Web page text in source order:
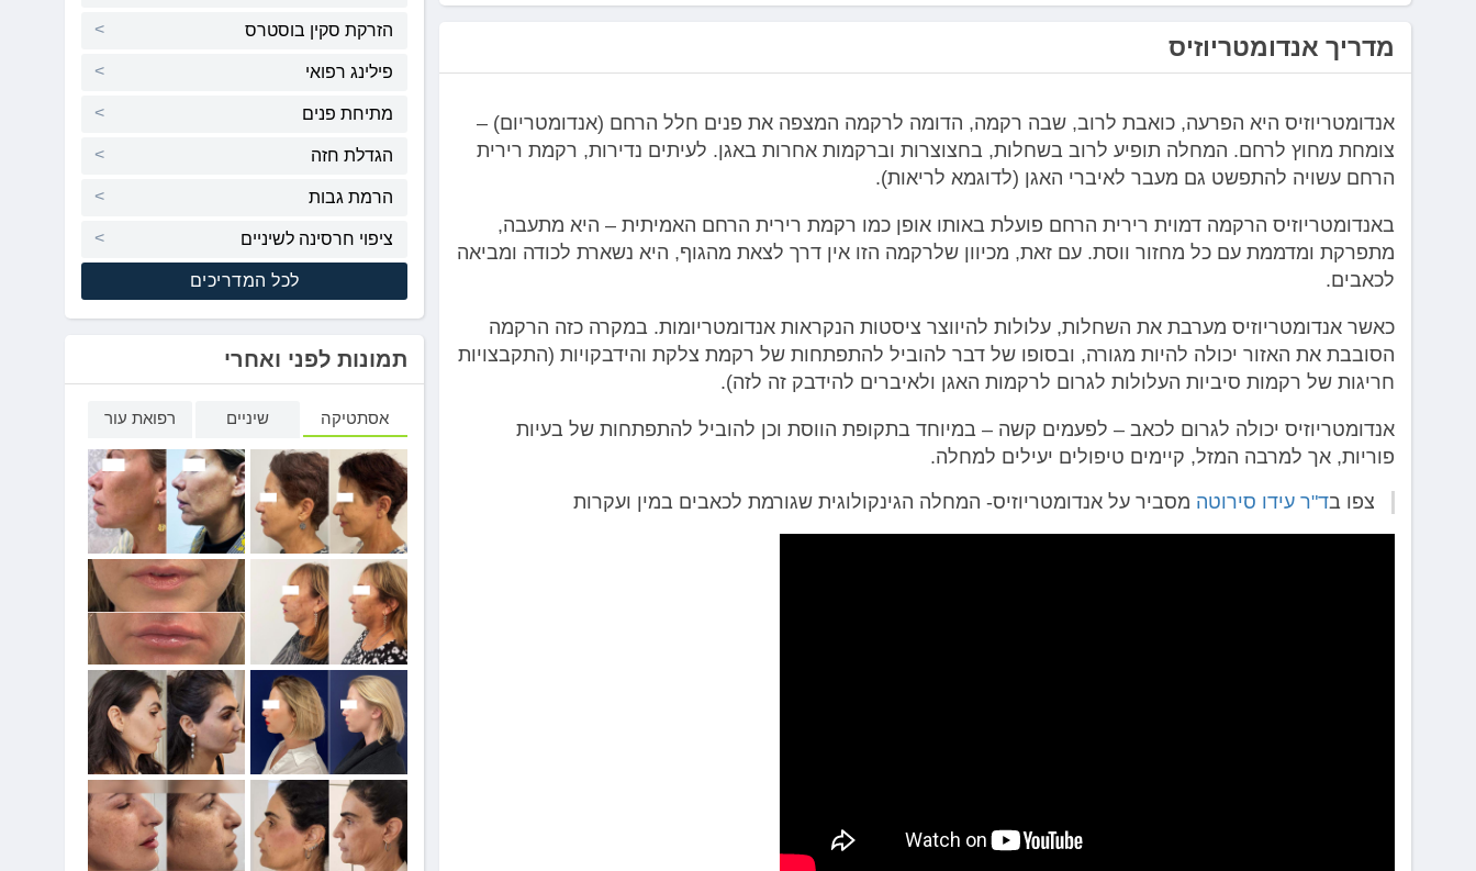
מדריך אנדומטריוזיס
אנדומטריוזיס היא הפרעה, כואבת לרוב, שבה רקמה, הדומה לרקמה המצפה את פנים חלל הרחם (אנדומטריום) –
צומחת מחוץ לרחם. המחלה תופיע לרוב בשחלות, בחצוצרות וברקמות אחרות באגן. לעיתים נדירות, רקמת רירית
הרחם עשויה להתפשט גם מעבר לאיברי האגן (לדוגמא לריאות).
באנדומטריוזיס הרקמה דמוית רירית הרחם פועלת באותו אופן כמו רקמת רירית הרחם האמיתית – היא מתעבה,
מתפרקת ומדממת עם כל מחזור ווסת. עם זאת, מכיוון שלרקמה הזו אין דרך לצאת מהגוף, היא נשארת לכודה ומביאה
לכאבים.
כאשר אנדומטריוזיס מערבת את השחלות, עלולות להיווצר ציסטות הנקראות אנדומטריומות. במקרה כזה הרקמה
הסובבת את האזור יכולה להיות מגורה, ובסופו של דבר להוביל להתפתחות של רקמת צלקת והידבקויות (התקבצויות
חריגות של רקמות סיביות העלולות לגרום לרקמות האגן ולאיברים להידבק זה לזה).
אנדומטריוזיס יכולה לגרום לכאב – לפעמים קשה – במיוחד בתקופת הווסת וכן להוביל להתפתחות של בעיות
פוריות, אך למרבה המזל, קיימים טיפולים יעילים למחלה.
צפו בד"ר עידו סירוטה מסביר על אנדומטריוזיס- המחלה הגינקולוגית שגורמת לכאבים במין ועקרות
הזרקת סקין בוסטרס
פילינג רפואי
מתיחת פנים
הגדלת חזה
הרמת גבות
ציפוי חרסינה לשיניים
לכל המדריכים
תמונות לפני ואחרי
אסתטיקה שיניים רפואת עור